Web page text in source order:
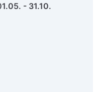
- 31.10.